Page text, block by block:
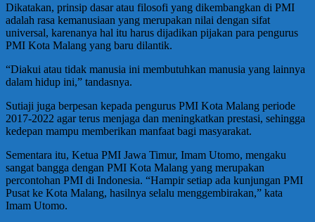
Dikatakan, prinsip dasar atau filosofi yang dikembangkan di PMI
adalah rasa kemanusiaan yang merupakan nilai dengan sifat
universal, karenanya hal itu harus dijadikan pijakan para pengurus
PMI Kota Malang yang baru dilantik.
“Diakui atau tidak manusia ini membutuhkan manusia yang lainnya
dalam hidup ini,” tandasnya.
Sutiaji juga berpesan kepada pengurus PMI Kota Malang periode
2017-2022 agar terus menjaga dan meningkatkan prestasi, sehingga
kedepan mampu memberikan manfaat bagi masyarakat.
Sementara itu, Ketua PMI Jawa Timur, Imam Utomo, mengaku
sangat bangga dengan PMI Kota Malang yang merupakan
percontohan PMI di Indonesia. “Hampir setiap ada kunjungan PMI
Pusat ke Kota Malang, hasilnya selalu menggembirakan,” kata
Imam Utomo.